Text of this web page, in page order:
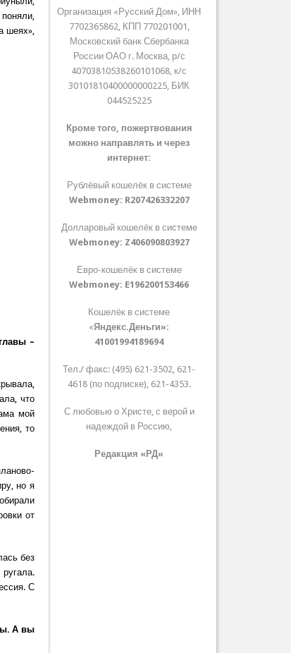
шеях»,
–
что
мой
то
но я
от
без
С
А вы
Организация «Русский Дом», ИНН
7702365862, КПП 770201001,
Московский банк Сбербанка
России ОАО г. Москва, р/с
40703810538260101068, к/с
30101810400000000225, БИК
044525225
Кроме того, пожертвования
можно направлять и через
интернет:
Рублёвый кошелёк в системе
Webmoney: R207426332207
Долларовый кошелёк в системе
Webmoney: Z406090803927
Евро-кошелёк в системе
Webmoney: E196200153466
Кошелёк в системе
«Яндекс.Деньги»:
41001994189694
Тел./ факс: (495) 621-3502, 621-
4618 (по подписке), 621-4353.
С любовью о Христе, с верой и
надеждой в Россию,
Редакция «РД»